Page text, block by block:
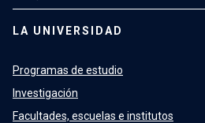
LA UNIVERSIDAD
Programas de estudio
Investigación
Facultades, escuelas e institutos